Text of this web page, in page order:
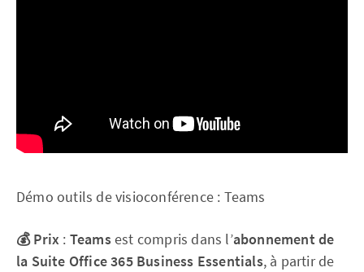
Démo outils de visioconférence : Teams
💰 Prix : Teamsest compris dans l’abonnement de
la Suite Office 365 Business Essentials, à partir de